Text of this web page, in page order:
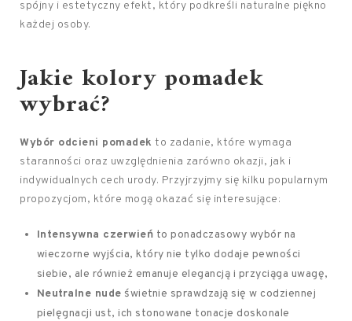
spójny i estetyczny efekt, który podkreśli naturalne piękno
każdej osoby.
Jakie kolory pomadek
wybrać?
Wybór odcieni pomadek to zadanie, które wymaga
staranności oraz uwzględnienia zarówno okazji, jak i
indywidualnych cech urody. Przyjrzyjmy się kilku popularnym
propozycjom, które mogą okazać się interesujące:
Intensywna czerwień to ponadczasowy wybór na
wieczorne wyjścia, który nie tylko dodaje pewności
siebie, ale również emanuje elegancją i przyciąga uwagę,
Neutralne nude świetnie sprawdzają się w codziennej
pielęgnacji ust, ich stonowane tonacje doskonale